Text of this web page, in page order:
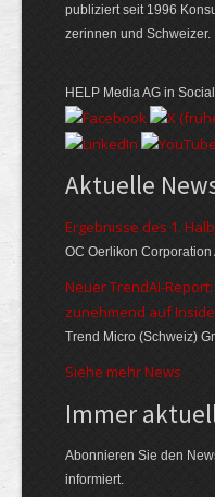
publiziert seit 1996
zerinnen und Schweizer.
HELP Media AG in
Aktuelle
Ergebnisse des 1.
OC Oerlikon Corporation
Neuer TrendAI-
zunehmend auf
Trend Micro (Schweiz)
Siehe mehr News
Immer
Abonnieren Sie den
informiert.